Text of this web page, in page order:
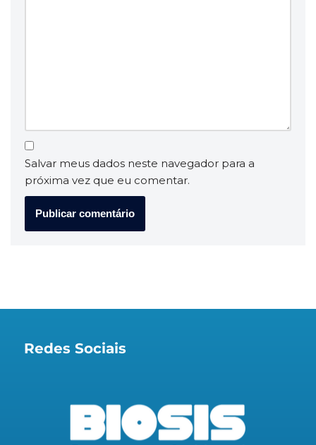
Salvar meus dados neste navegador para a
próxima vez que eu comentar.
Redes Sociais